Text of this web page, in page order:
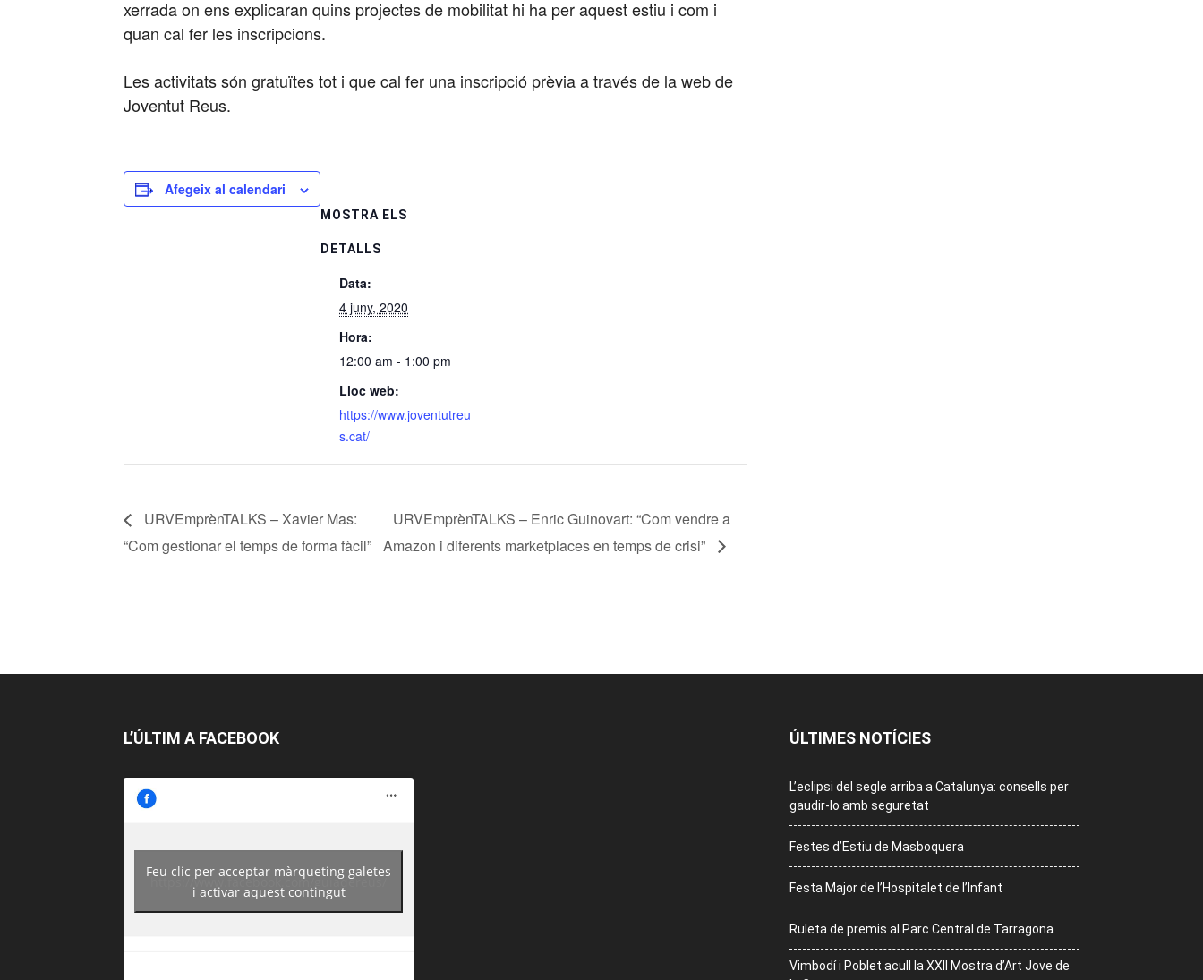
xerrada on ens explicaran quins projectes de mobilitat hi ha per aquest estiu i com i
quan cal fer les inscripcions.
Les activitats són gratuïtes tot i que cal fer una inscripció prèvia a través de la web de
Joventut Reus.
Afegeix al calendari
MOSTRA ELS
DETALLS
Data:
4 juny, 2020
Hora:
12:00 am - 1:00 pm
Lloc web:
https://www.joventutreu
s.cat/
URVEmprènTALKS – Xavier Mas:
“Com gestionar el temps de forma fàcil”
URVEmprènTALKS – Enric Guinovart: “Com vendre a
Amazon i diferents marketplaces en temps de crisi”
L’ÚLTIM A FACEBOOK
https://www.facebook.com/guiadereus/
Feu clic per acceptar màrqueting galetes
i activar aquest contingut
ÚLTIMES NOTÍCIES
L’eclipsi del segle arriba a Catalunya: consells per
gaudir-lo amb seguretat
Festes d’Estiu de Masboquera
Festa Major de l’Hospitalet de l’Infant
Ruleta de premis al Parc Central de Tarragona
Vimbodí i Poblet acull la XXII Mostra d’Art Jove de